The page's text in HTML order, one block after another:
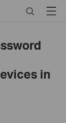
SearchMenu
in